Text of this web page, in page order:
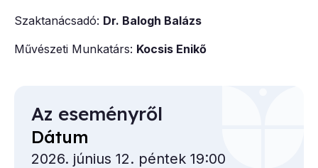
Szaktanácsadó: Dr. Balogh Balázs
Művészeti Munkatárs: Kocsis Enikő
Az eseményről
Dátum
2026. június 12. péntek 19:00